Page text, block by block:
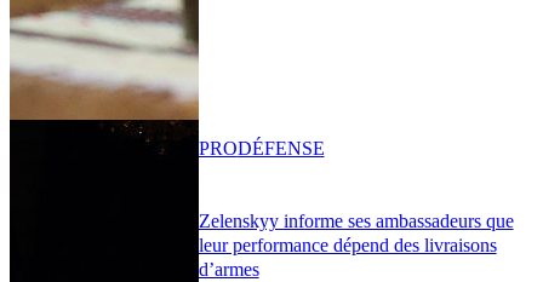
Zelenskyy informe ses ambassadeurs que
leur performance dépend des livraisons
d’armes
PRODÉFENSE